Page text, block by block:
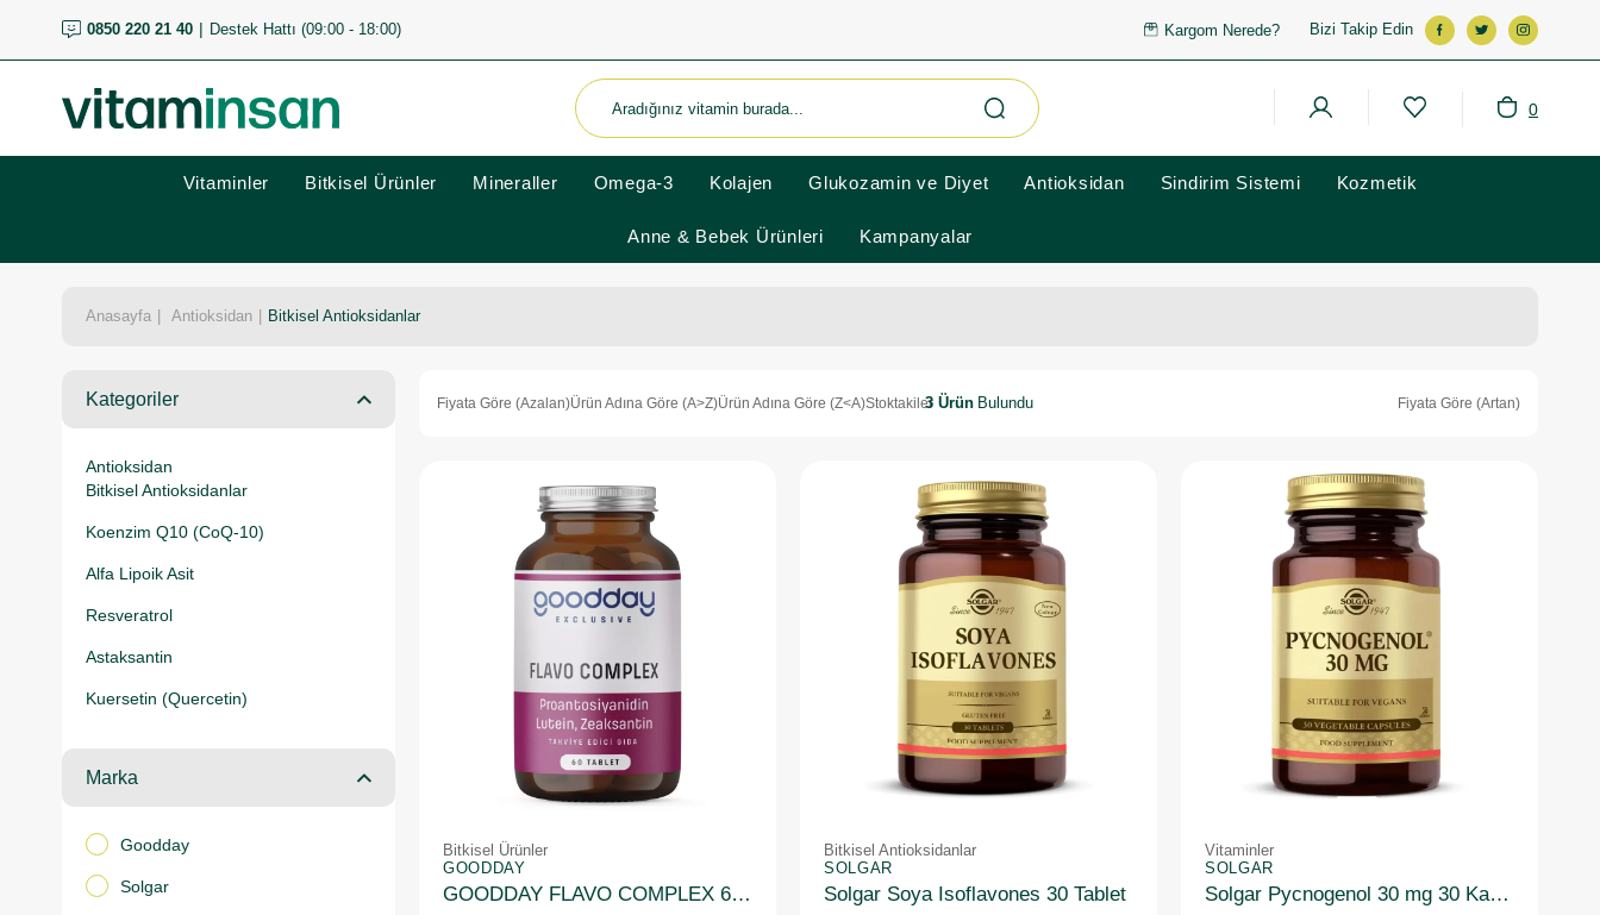
0850 220 21 40 Destek Hattı (09:00 - 18:00) Kargom Nerede? Bizi Takip Edin
0
Vitaminler Bitkisel Ürünler Mineraller Omega-3 Kolajen Glukozamin ve Diyet Antioksidan Sindirim Sistemi Kozmetik
Anne & Bebek Ürünleri Kampanyalar
Anasayfa Antioksidan Bitkisel Antioksidanlar
Kategoriler
Antioksidan
Bitkisel Antioksidanlar
Koenzim Q10 (CoQ-10)
Alfa Lipoik Asit
Resveratrol
Astaksantin
Kuersetin (Quercetin)
Marka
Goodday
Solgar
Fiyata Göre (Artan)
Fiyata Göre (Azalan)Ürün Adına Göre (A>Z)Ürün Adına Göre (Z<A)Stoktakiler3 Ürün
Bitkisel Ürünler
GOODDAY
GOODDAY FLAVO COMPLEX 60 TABLET TAKVİYE EDİCİ GIDA
Bitkisel Antioksidanlar
SOLGAR
Solgar Soya Isoflavones 30 Tablet
Vitaminler
SOLGAR
Solgar Pycnogenol 30 mg 30 Kapsül